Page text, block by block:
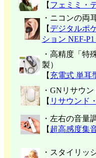
【 フェミミ・
・ニコンの両
【 デジタルポ
ション NEF-P1
・高精度「特
製）
【 充電式 単耳
・GNリサウ
【 リサウンド
・左右の音量
【 超高感度集
・スタイリッ